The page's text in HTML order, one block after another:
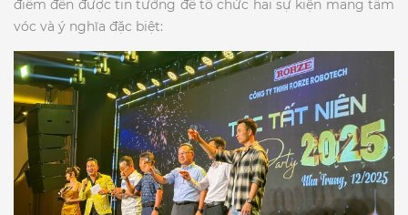
điểm đến được tin tưởng để tổ chức hai sự kiện mang tầm
vóc và ý nghĩa đặc biệt:​